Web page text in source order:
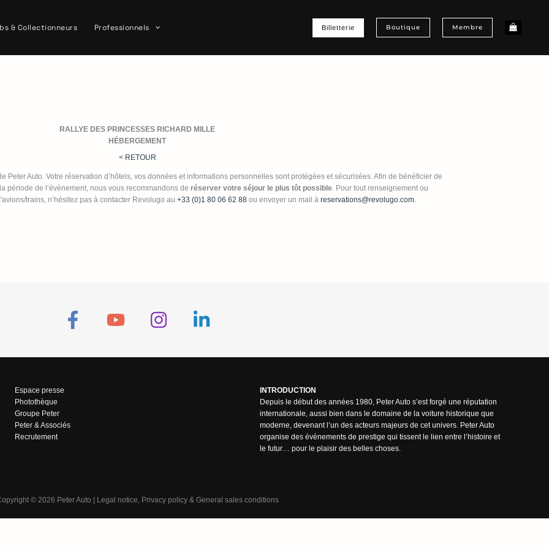
& Collectionneurs Professionnels Billetterie Boutique Membre
RALLYE DES PRINCESSES RICHARD MILLE
HÉBERGEMENT
< RETOUR
Peter Auto. Votre réservation d’hôtels, vos données et informations personnelles sont protégées et sécurisées. Afin de bénéficier de
période de l’évènement, nous vous recommandons de réserver votre séjour le plus tôt possible. Pour tout renseignement ou
trains, n’hésitez pas à contacter Revolugo au+33 (0)1 80 06 62 88 ou envoyer un mail àreservations@revolugo.com.
Espace presse
Photothèque
Groupe Peter
Peter & Associés
Recrutement
INTRODUCTION
Depuis le début des années 1980, Peter Auto s’est forgé une réputation
internationale, aussi bien dans le domaine de la voiture historique que
moderne, devenant l’un des acteurs majeurs de cet univers. Peter Auto
organise des événements de prestige qui tissent le lien entre l’histoire et
le futur… pour le plaisir des belles choses.
©2026 Peter Auto | Legal notice Privacy policy& General sales conditions